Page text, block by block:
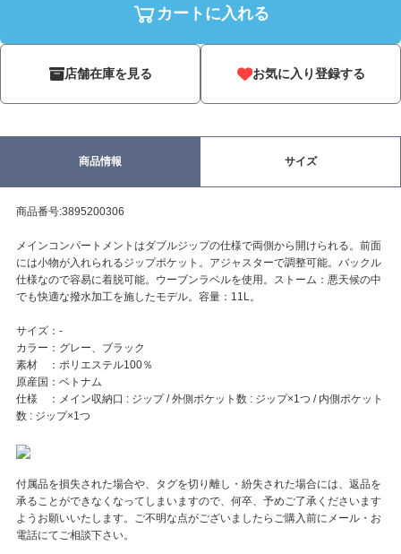
カートに入れる
店舗在庫を見る お気に入り登録する
商品情報 サイズ
商品番号:3895200306
メインコンパートメントはダブルジップの仕様で両側から開けられる。前面
には小物が入れられるジップポケット。アジャスターで調整可能。バックル
仕様なので容易に着脱可能。ウーブンラベルを使用。ストーム：悪天候の中
でも快適な撥水加工を施したモデル。容量：11L。
サイズ：-
カラー：グレー、ブラック
素材 ：ポリエステル100％
原産国：ベトナム
仕様 ：メイン収納口 : ジップ / 外側ポケット数 : ジップ×1つ / 内側ポケット
数 : ジップ×1つ
付属品を損失された場合や、タグを切り離し・紛失された場合には、返品を
承ることができなくなってしまいますので、何卒、予めご了承くださいます
ようお願いいたします。ご不明な点がございましたらご購入前にメール・お
電話にてご相談下さい。